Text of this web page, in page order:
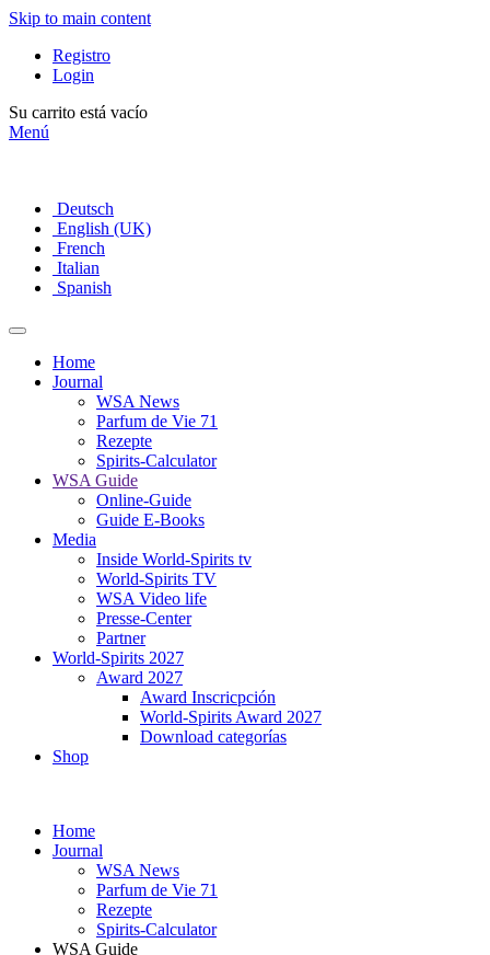
Skip to main content
Registro
Login
Su carrito está vacío
Menú
Deutsch
English (UK)
French
Italian
Spanish
Home
Journal
WSA News
Parfum de Vie 71
Rezepte
Spirits-Calculator
WSA Guide
Online-Guide
Guide E-Books
Media
Inside World-Spirits tv
World-Spirits TV
WSA Video life
Presse-Center
Partner
World-Spirits 2027
Award 2027
Award Inscricpción
World-Spirits Award 2027
Download categorías
Shop
Home
Journal
WSA News
Parfum de Vie 71
Rezepte
Spirits-Calculator
WSA Guide